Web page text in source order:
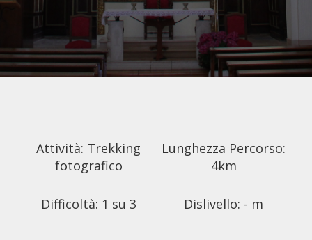
Attività: Trekking
fotografico
Lunghezza Percorso:
4km
Difficoltà: 1 su 3 Dislivello: - m